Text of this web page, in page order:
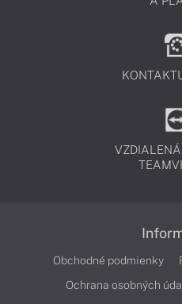
Obchodné podmienky
Ochrana osobných